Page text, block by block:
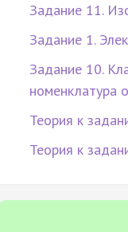
Задание 11.
Задание 1.
Задание 10.
номенклатура
Теория к
Теория к